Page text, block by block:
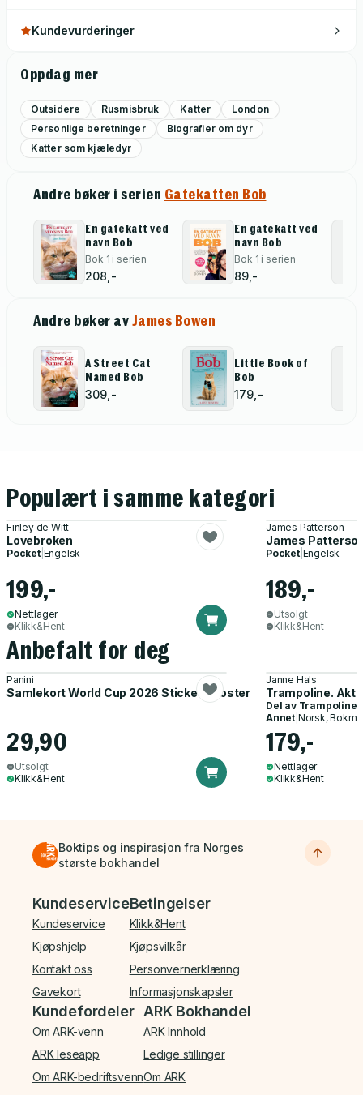
Kundevurderinger
Oppdag mer
Outsidere Rusmisbruk Katter
London
Personlige beretninger
Biografier om dyr
Katter som kjæledyr
Andre bøker i serien Gatekatten Bob
En gatekatt ved
navn Bob
Bok 1 i serien
208,-
En gatekatt ved
navn Bob
Bok 1 i serien
89,-
Andre bøker avJames Bowen
A Street Cat
Named Bob
309,-
Little Book of
Bob
179,-
Populært i samme kategori
Finley de Witt
Lovebroken
Pocket| Engelsk
199,-
Nettlager
Klikk&Hent
James Patterson
James
Pocket| Engelsk
189,-
Utsolgt
Klikk&Hent
Anbefalt for deg
Panini
Samlekort World Cup 2026 Sticker Booster
29,90
Utsolgt
Klikk&Hent
Janne Hals
Trampoline.
Del av Trampoline
Annet| Norsk,
179,-
Nettlager
Klikk&Hent
Boktips og inspirasjon fra Norges
største bokhandel
Bunnmeny
Kundeservice
Kundeservice
Kjøpshjelp
Kontakt oss
Gavekort
Betingelser
Klikk&Hent
Kjøpsvilkår
Personvernerklæring
Informasjonskapsler
Kundefordeler
Om ARK-venn
ARK leseapp
Om ARK-bedriftsvenn
ARK Bokhandel
ARK Innhold
Ledige stillinger
Om ARK